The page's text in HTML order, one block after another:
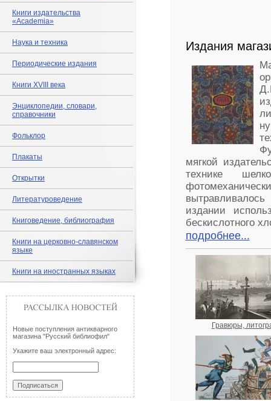
Книги издательства
«Academia»
Наука и техника
Периодические издания
Книги XVIII века
Энциклопедии, словари,
справочники
Фольклор
Плакаты
Открытки
Литературоведение
Книговедение, библиография
Книги на церковно-славянском
языке
Книги на иностранных языках
Новые поступления антикварного
магазина "Русский библиофил"
Укажите ваш электронный адрес:
Издания
мягкой
технике
издании
бескислотного
подробнее...
Гравюры,